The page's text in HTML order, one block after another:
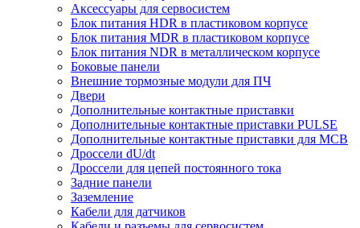
Аксессуары для сервосистем
Блок питания HDR в пластиковом корпусе
Блок питания MDR в пластиковом корпусе
Блок питания NDR в металлическом корпусе
Боковые панели
Внешние тормозные модули для ПЧ
Двери
Дополнительные контактные приставки
Дополнительные контактные приставки PULSE
Дополнительные контактные приставки для MCB
Дроссели dU/dt
Дроссели для цепей постоянного тока
Задние панели
Заземление
Кабели для датчиков